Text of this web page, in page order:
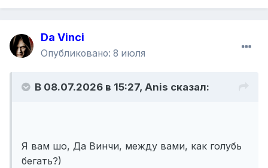
Da Vinci
Опубликовано: 8 июля
В 08.07.2026 в 15:27, Anis сказал:
Я вам шо, Да Винчи, между вами, как голубь
бегать?)